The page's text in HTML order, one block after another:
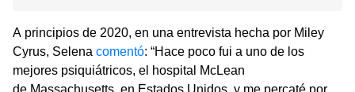
A principios de 2020, en una entrevista hecha por Miley
Cyrus, Selena comentó: “Hace poco fui a uno de los
mejores psiquiátricos, el hospital McLean
de Massachusetts, en Estados Unidos, y me percaté por